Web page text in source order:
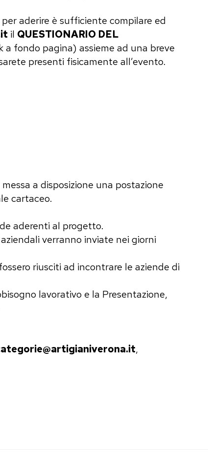
per aderire è sufficiente compilare ed
il QUESTIONARIO DEL
a fondo pagina) assieme ad una breve
presenti fisicamente all’evento.
a disposizione una postazione
cartaceo.
aderenti al progetto.
verranno inviate nei giorni
riusciti ad incontrare le aziende di
lavorativo e la Presentazione,
,